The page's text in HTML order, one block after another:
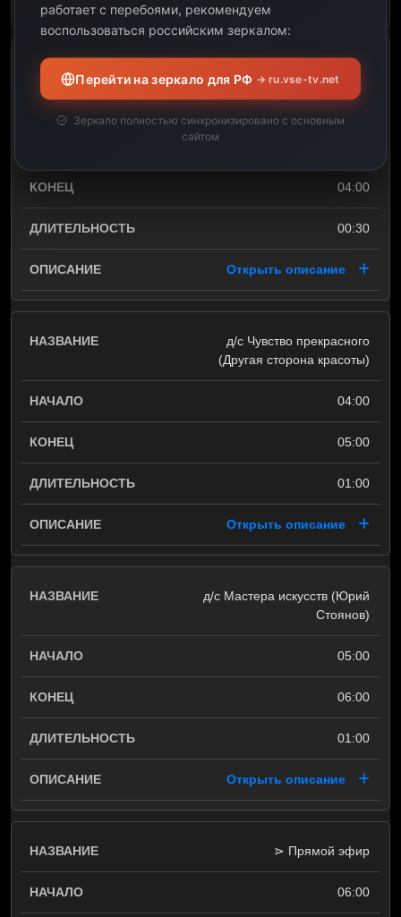
д/ф Экскурсия в
Государственном Русском
музее
04:00
00:30
Открыть описание
д/с Чувство прекрасного
(Другая сторона красоты)
04:00
05:00
01:00
Открыть описание
д/с Мастера искусств (Юрий
Стоянов)
05:00
06:00
01:00
Открыть описание
⋗ Прямой эфир
06:00
работает с перебоями, рекомендуем
воспользоваться российским зеркалом:
Перейти на зеркало для РФ → ru.vse-tv.net
Зеркало полностью синхронизировано с основным
сайтом